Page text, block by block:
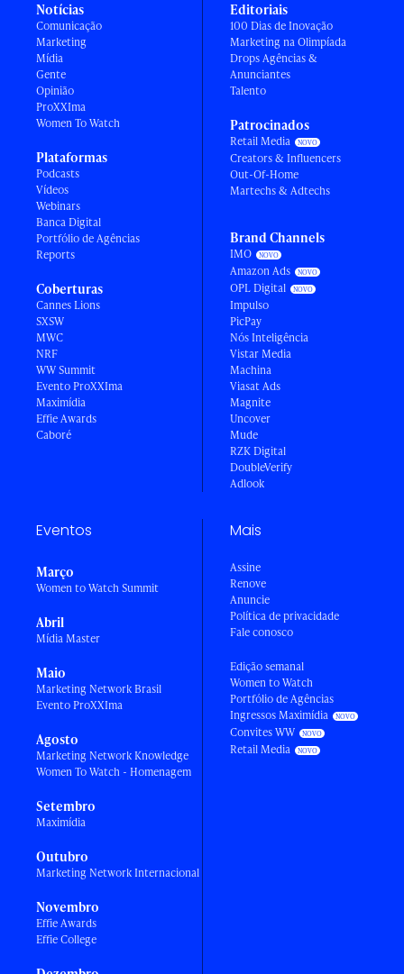
Notícias
Comunicação
Marketing
Mídia
Gente
Opinião
ProXXIma
Women To Watch
Plataformas
Podcasts
Vídeos
Webinars
Banca Digital
Portfólio de Agências
Reports
Coberturas
Cannes Lions
SXSW
MWC
NRF
WW Summit
Evento ProXXIma
Maximídia
Effie Awards
Caboré
Editoriais
100 Dias de Inovação
Marketing na Olimpíada
Drops Agências &
Anunciantes
Talento
Patrocinados
Retail Media
Creators & Influencers
Out-Of-Home
Martechs & Adtechs
Brand Channels
IMO
Amazon Ads
OPL Digital
Impulso
PicPay
Nós Inteligência
Vistar Media
Machina
Viasat Ads
Magnite
Uncover
Mude
RZK Digital
DoubleVerify
Adlook
Eventos
Março
Women to Watch Summit
Abril
Mídia Master
Maio
Marketing Network Brasil
Evento ProXXIma
Agosto
Marketing Network Knowledge
Women To Watch - Homenagem
Setembro
Maximídia
Outubro
Marketing Network Internacional
Novembro
Effie Awards
Effie College
Mais
Assine
Renove
Anuncie
Política de privacidade
Fale conosco
Edição semanal
Women to Watch
Portfólio de Agências
Ingressos Maximídia
Convites WW
Retail Media